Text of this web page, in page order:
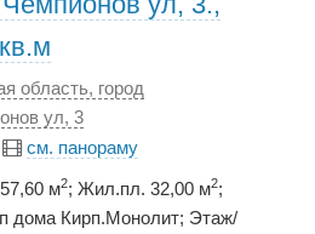
область, город
ул, 3
см. панораму
м2; Жил.пл. 32,00 м2;
дома Кирп.Монолит; Этаж/